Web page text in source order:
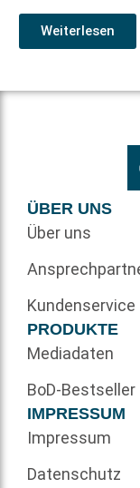
Weiterlesen
ÜBER UNS
Über uns
Kundenservice
PRODUKTE
Mediadaten
BoD-Bestseller
IMPRESSUM
Impressum
Datenschutz